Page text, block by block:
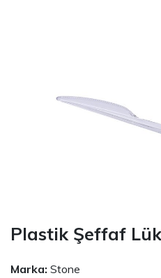
Plastik Şeffaf
Marka: Stone